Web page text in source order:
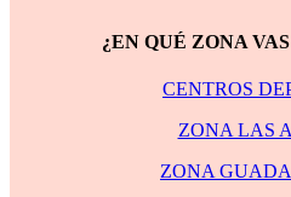
¿EN QUÉ ZONA
CENTROS
ZONA LAS
ZONA